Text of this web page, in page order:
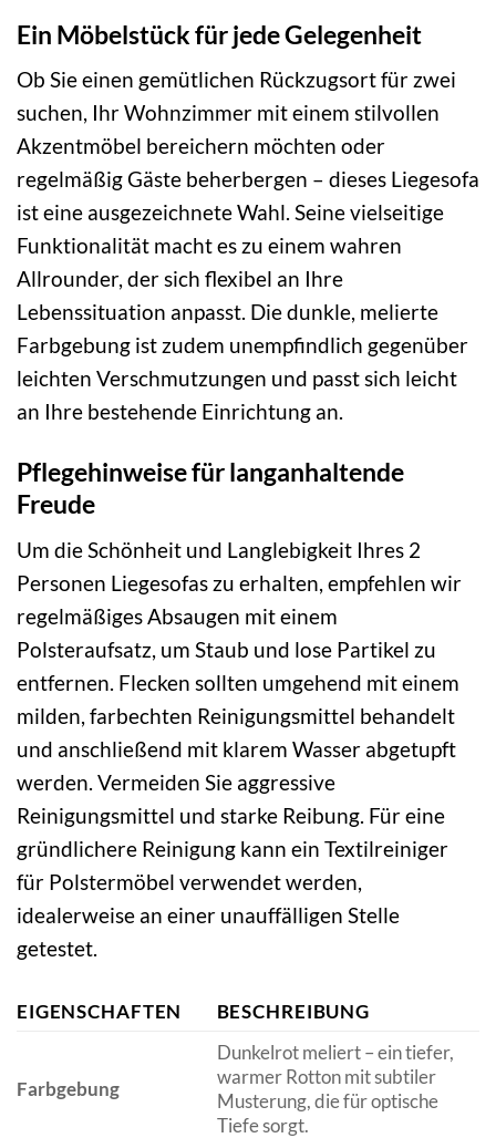
Ein Möbelstück für jede Gelegenheit
Ob Sie einen gemütlichen Rückzugsort für zwei
suchen, Ihr Wohnzimmer mit einem stilvollen
Akzentmöbel bereichern möchten oder
regelmäßig Gäste beherbergen – dieses Liegesofa
ist eine ausgezeichnete Wahl. Seine vielseitige
Funktionalität macht es zu einem wahren
Allrounder, der sich flexibel an Ihre
Lebenssituation anpasst. Die dunkle, melierte
Farbgebung ist zudem unempfindlich gegenüber
leichten Verschmutzungen und passt sich leicht
an Ihre bestehende Einrichtung an.
Pflegehinweise für langanhaltende
Freude
Um die Schönheit und Langlebigkeit Ihres 2
Personen Liegesofas zu erhalten, empfehlen wir
regelmäßiges Absaugen mit einem
Polsteraufsatz, um Staub und lose Partikel zu
entfernen. Flecken sollten umgehend mit einem
milden, farbechten Reinigungsmittel behandelt
und anschließend mit klarem Wasser abgetupft
werden. Vermeiden Sie aggressive
Reinigungsmittel und starke Reibung. Für eine
gründlichere Reinigung kann ein Textilreiniger
für Polstermöbel verwendet werden,
idealerweise an einer unauffälligen Stelle
getestet.
EIGENSCHAFTEN BESCHREIBUNG
Farbgebung
Dunkelrot meliert – ein tiefer,
warmer Rotton mit subtiler
Musterung, die für optische
Tiefe sorgt.